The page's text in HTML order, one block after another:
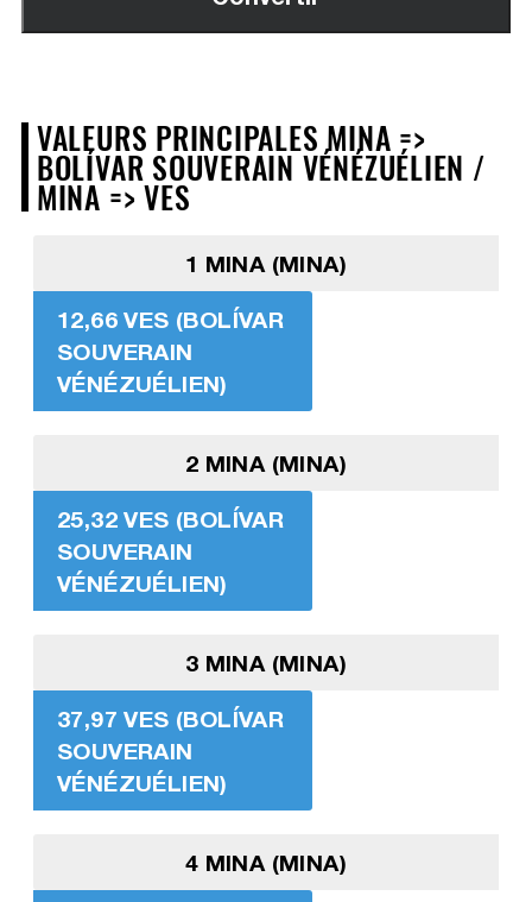
VALEURS PRINCIPALES MINA =>
BOLÍVAR SOUVERAIN VÉNÉZUÉLIEN /
MINA => VES
1 MINA (MINA)
12,66 VES (BOLÍVAR
SOUVERAIN
VÉNÉZUÉLIEN)
2 MINA (MINA)
25,32 VES (BOLÍVAR
SOUVERAIN
VÉNÉZUÉLIEN)
3 MINA (MINA)
37,97 VES (BOLÍVAR
SOUVERAIN
VÉNÉZUÉLIEN)
4 MINA (MINA)